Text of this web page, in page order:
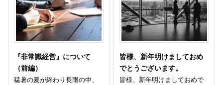
『非常識経営』について
（前編）
猛暑の夏が終わり長雨の中、
皆様、新年明けましておめ
でとうございます。
皆様、新年明けましておめで